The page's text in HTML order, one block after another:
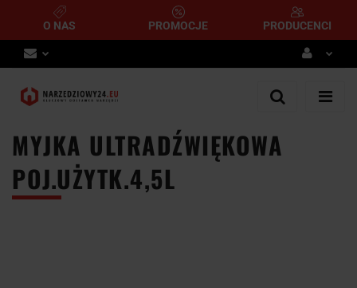
O NAS PROMOCJE PRODUCENCI
Zaloguj się
Dodaj zgłoszenie
MYJKA ULTRADŹWIĘKOWA
POJ.UŻYTK.4,5L